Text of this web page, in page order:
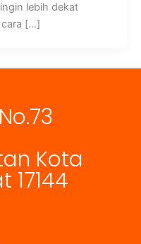
lebih dekat
cara […]
Kota
17144